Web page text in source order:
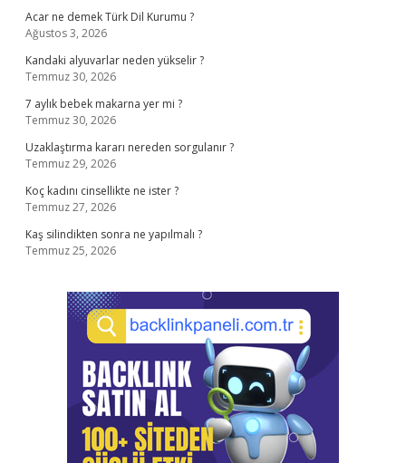
Acar ne demek Türk Dil Kurumu ?
Ağustos 3, 2026
Kandaki alyuvarlar neden yükselir ?
Temmuz 30, 2026
7 aylık bebek makarna yer mi ?
Temmuz 30, 2026
Uzaklaştırma kararı nereden sorgulanır ?
Temmuz 29, 2026
Koç kadını cinsellikte ne ister ?
Temmuz 27, 2026
Kaş silindikten sonra ne yapılmalı ?
Temmuz 25, 2026